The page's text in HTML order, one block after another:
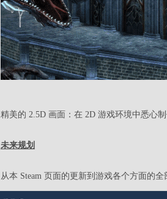
精美的 2.5D 画面：在 2D 游戏环境中悉心
未来规划
从本 Steam 页面的更新到游戏各个方面的